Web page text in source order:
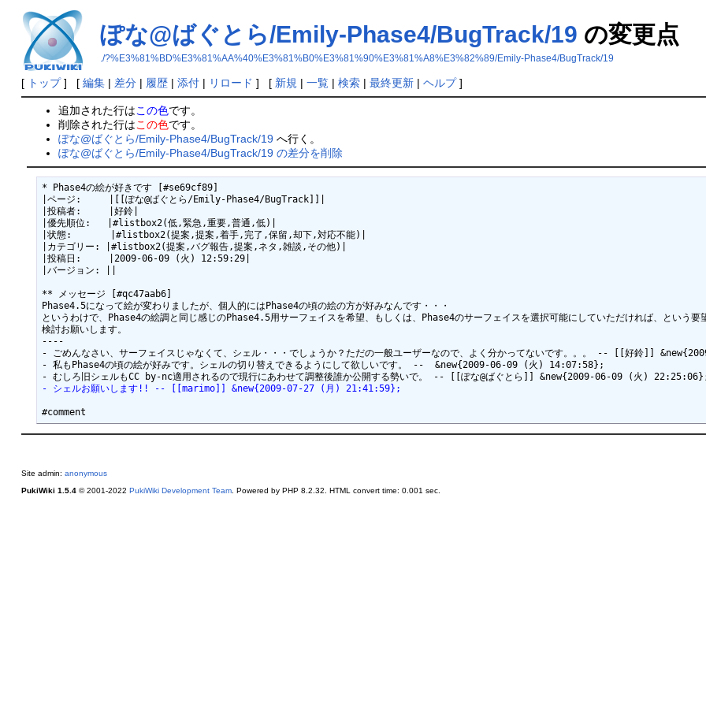
ぽな@ばぐとら/Emily-Phase4/BugTrack/19 の変更点
./?%E3%81%BD%E3%81%AA%40%E3%81%B0%E3%81%90%E3%81%A8%E3%82%89/Emily-Phase4/BugTrack/19
[ トップ] [ 編集| 差分| 履歴| 添付| リロード ] [ 新規 | 一覧| 検索| 最終更新| ヘルプ]
追加された行はこの色です。
削除された行はこの色です。
ぽな@ばぐとら/Emily-Phase4/BugTrack/19 へ行く。
ぽな@ばぐとら/Emily-Phase4/BugTrack/19 の差分を削除
* Phase4の絵が好きです [#se69cf89]
|ページ:     |[[ぽな@ばぐとら/Emily-Phase4/BugTrack]]|
|投稿者:     |好鈴|
|優先順位:   |#listbox2(低,緊急,重要,普通,低)|
|状態:       |#listbox2(提案,提案,着手,完了,保留,却下,対応不能)|
|カテゴリー: |#listbox2(提案,バグ報告,提案,ネタ,雑談,その他)|
|投稿日:     |2009-06-09 (火) 12:59:29|
|バージョン: ||
** メッセージ [#qc47aab6]
Phase4.5になって絵が変わりましたが、個人的にはPhase4の頃の絵の方が好みなんです・・・
というわけで、Phase4の絵調と同じ感じのPhase4.5用サーフェイスを希望、もしくは、Phase4のサーフェイスを選択可能にしていただければ、という要
検討お願いします。
----
- ごめんなさい、サーフェイスじゃなくて、シェル・・・でしょうか？ただの一般ユーザーなので、よく分かってないです。。。 -- [[好鈴]]
- 私もPhase4の頃の絵が好みです。シェルの切り替えできるようにして欲しいです。 --  &new{2009-06-09 (火) 14:07:58};
- シェルお願いします!! -- [[marimo]] &new{2009-07-27 (月) 21:41:59};
Site admin: anonymous
PukiWiki 1.5.4© 2001-2022 PukiWiki Development Team. Powered by PHP 8.2.32. HTML convert time: 0.001 sec.